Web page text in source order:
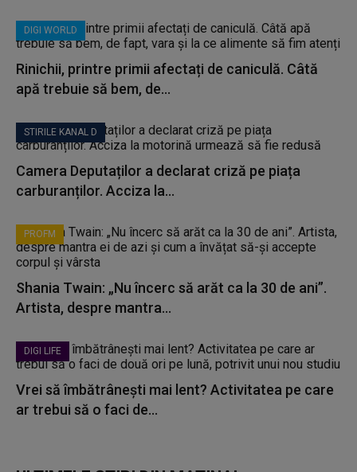
DIGI WORLD
Rinichii, printre primii afectați de caniculă. Câtă
apă trebuie să bem, de...
STIRILE KANAL D
Camera Deputaților a declarat criză pe piața
carburanților. Acciza la...
PROFM
Shania Twain: „Nu încerc să arăt ca la 30 de ani”.
Artista, despre mantra...
DIGI LIFE
Vrei să îmbătrânești mai lent? Activitatea pe care
ar trebui să o faci de...